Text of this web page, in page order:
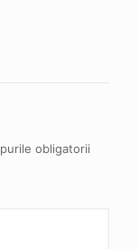
obligatorii